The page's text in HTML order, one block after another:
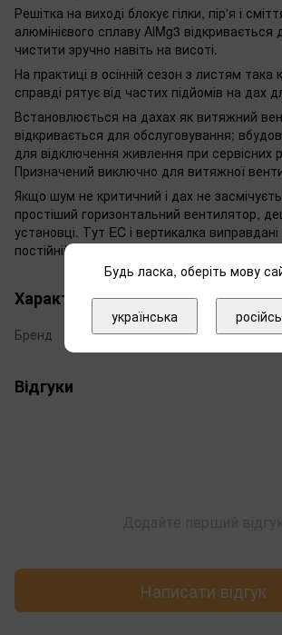
Решітка на виході блокує гілки, пір'я і
алюмінієвого сплаву AlMg3
чистити зручно навіть на висоті.
На практиці в осінній сезон з листям така
справді рятує від частих підйомів на дах
Встановлюється на дахах як витяжний
відкривається для обслуговування;
для відключення живлення при сервісних
Призначений виключно для витяжної
Якщо шум не критичний і дах не
простіший горизонтальний вентилятор,
установці. Тут EC і вертикалка виправдані
постійній експлуатації з високими
Характеристики
Бренд Ruck
Відгуки
Написати відгук
Будь ласка, оберіть мову
українська